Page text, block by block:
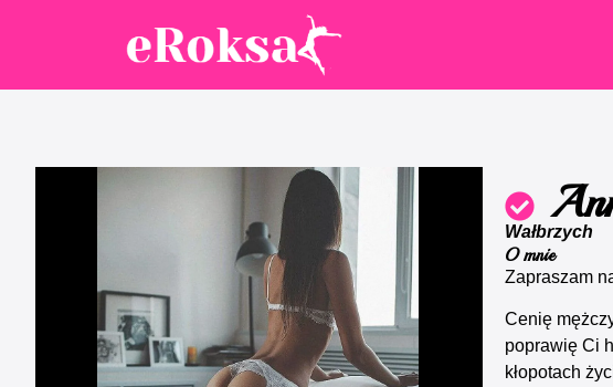
Wałbrzych
O mnie
Zapraszam
Cenię
poprawię Ci
kłopotach